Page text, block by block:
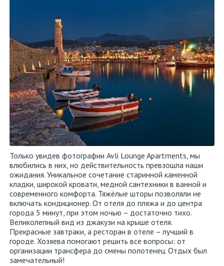
Только увидев фотографии Avli Lounge Apartments, мы
влюбились в них, но действительность превзошла наши
ожидания. Уникальное сочетание старинной каменной
кладки, широкой кровати, медной сантехники в ванной и
современного комфорта. Тяжёлые шторы позволяли не
включать кондиционер. От отеля до пляжа и до центра
города 5 минут, при этом ночью – достаточно тихо.
Великолепный вид из джакузи на крыше отеля.
Прекрасные завтраки, а ресторан в отеле – лучший в
городе. Хозяева помогают решить все вопросы: от
организации трансфера до смены полотенец. Отдых был
замечательный!